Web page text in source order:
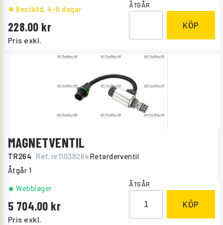
Pris exkl.
228.00
Beställd, 4-6 dagar ÅTGÅR
KÖP
MAGNETVENTIL
TR264 Ref. nr11038264Retarderventil
Åtgår 1
Pris exkl.
5 704.00
Webblager ÅTGÅR
KÖP